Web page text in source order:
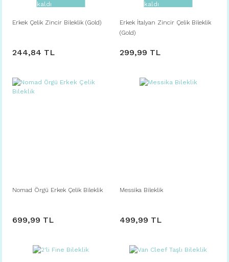
kaldı
Erkek Çelik Zincir Bileklik (Gold)
244,84 TL
kaldı
Erkek İtalyan Zincir Çelik Bileklik
(Gold)
299,99 TL
Nomad Örgü Erkek Çelik Bileklik
699,99 TL
Messika Bileklik
499,99 TL